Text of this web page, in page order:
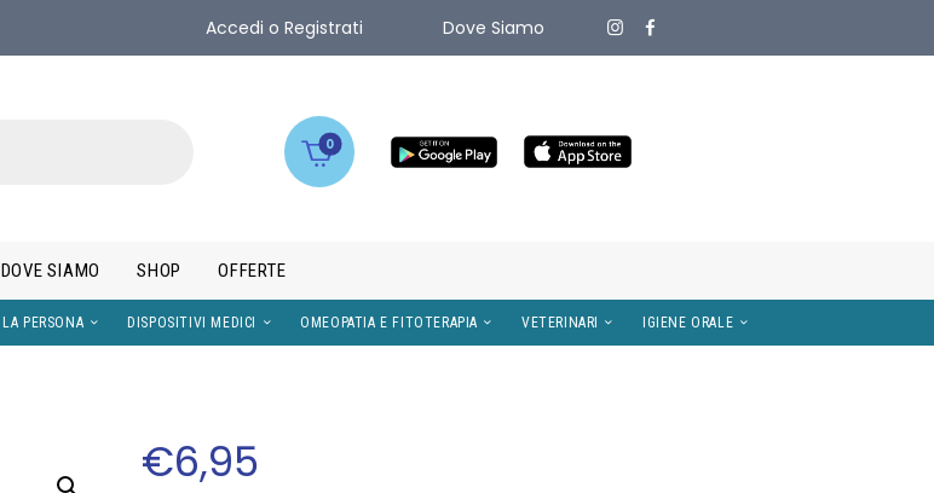
Accedi o Registrati Dove Siamo
0
DOVE SIAMO SHOP OFFERTE
€6,95